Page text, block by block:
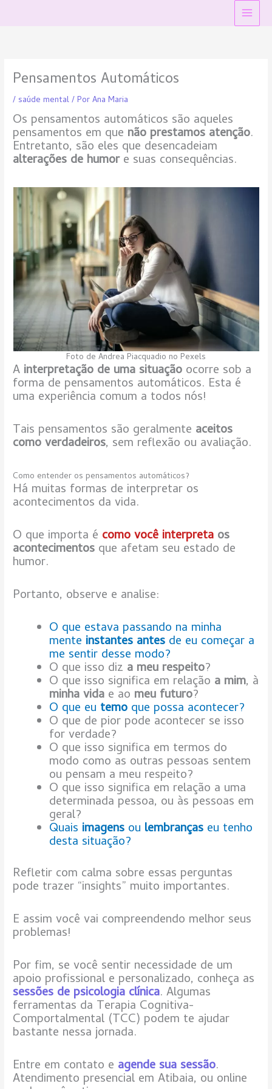
Main
Pensamentos Automáticos
/ saúde mental/ PorAna Maria
Os pensamentos automáticos são aqueles
pensamentos em que não prestamos atenção.
Entretanto, são eles que desencadeiam
alterações de humore suas consequências.
Foto de Andrea Piacquadio no Pexels
A interpretação de uma situação ocorre sob a
forma de pensamentos automáticos. Esta é
uma experiência comum a todos nós!
Tais pensamentos são geralmente aceitos
como verdadeiros, sem reflexão ou avaliação.
Como entender os pensamentos automáticos?
Há muitas formas de interpretar os
acontecimentos da vida.
O que importa é como você interpreta os
acontecimentos que afetam seu estado de
humor.
Portanto, observe e analise:
O que estava passando na minha
mente instantes antes de eu começar a
me sentir desse modo?
O que isso diz a meu respeito?
O que isso significa em relação a mim, à
minha vida e ao meu futuro?
O que eu temo que possa acontecer?
O que de pior pode acontecer se isso
for verdade?
O que isso significa em termos do
modo como as outras pessoas sentem
ou pensam a meu respeito?
O que isso significa em relação a uma
determinada pessoa, ou às pessoas em
geral?
Quais imagens ou lembranças eu tenho
desta situação?
Refletir com calma sobre essas perguntas
pode trazer “insights” muito importantes.
E assim você vai compreendendo melhor seus
problemas!
Por fim, se você sentir necessidade de um
apoio profissional e personalizado, conheça as
sessões de psicologia clínica. Algumas
ferramentas da Terapia Cognitiva-
Comportalmental (TCC) podem te ajudar
bastante nessa jornada.
Entre em contato e agende sua sessão.
Atendimento presencial em Atibaia, ou online